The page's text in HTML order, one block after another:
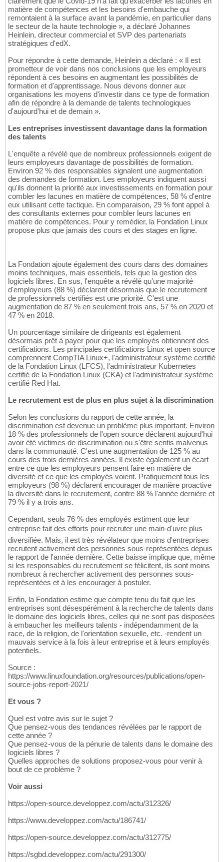
matière de compétences et les besoins d'embauche qui
remontaient à la surface avant la pandémie, en particulier dans
le secteur de la haute technologie », a déclaré Johannes
Heinlein, directeur commercial et SVP des partenariats
stratégiques d'edX.
Pour répondre à cette demande, Heinlein a déclaré : « Il est
prometteur de voir dans nos conclusions que les employeurs
répondent à ces besoins en augmentant les possibilités de
formation et d'apprentissage. Nous devons donner aux
organisations les moyens d'investir dans ce type de formation
afin de répondre à la demande de talents technologiques
d'aujourd'hui et de demain ».
Les entreprises investissent davantage dans la formation
des talents
L'enquête a révélé que de nombreux professionnels exigent de
leurs employeurs davantage de possibilités de formation.
Environ 92 % des responsables signalent une augmentation
des demandes de formation. Les employeurs indiquent aussi
qu'ils donnent la priorité aux investissements en formation pour
combler les lacunes en matière de compétences, 58 % d'entre
eux utilisant cette tactique. En comparaison, 29 % font appel à
des consultants externes pour combler leurs lacunes en
matière de compétences. Pour y remédier, la Fondation Linux
propose plus que jamais des cours et des stages en ligne.
La Fondation ajoute également des cours dans des domaines
moins techniques, mais essentiels, tels que la gestion des
logiciels libres. En sus, l'enquête a révélé qu'une majorité
d'employeurs (88 %) déclarent désormais que le recrutement
de professionnels certifiés est une priorité. C'est une
augmentation de 87 % en seulement trois ans, 57 % en 2020 et
47 % en 2018.
Un pourcentage similaire de dirigeants est également
désormais prêt à payer pour que les employés obtiennent des
certifications. Les principales certifications Linux et open source
comprennent CompTIA Linux+, l'administrateur système certifié
de la Fondation Linux (LFCS), l'administrateur Kubernetes
certifié de la Fondation Linux (CKA) et l'administrateur système
certifié Red Hat.
Le recrutement est de plus en plus sujet à la discrimination
Selon les conclusions du rapport de cette année, la
discrimination est devenue un problème plus important. Environ
18 % des professionnels de l'open source déclarent aujourd'hui
avoir été victimes de discrimination ou s'être sentis malvenus
dans la communauté. C'est une augmentation de 125 % au
cours des trois dernières années. Il existe également un écart
entre ce que les employeurs pensent faire en matière de
diversité et ce que les employés voient. Pratiquement tous les
employeurs (98 %) déclarent encourager de manière proactive
la diversité dans le recrutement, contre 88 % l'année dernière et
79 % il y a trois ans.
Cependant, seuls 76 % des employés estiment que leur
entreprise fait des efforts pour recruter une main-d'uvre plus
diversifiée. Mais, il est très révélateur que moins d'entreprises
recrutent activement des personnes sous-représentées depuis
le rapport de l'année dernière. Cette baisse implique que, même
si les responsables du recrutement se félicitent, ils sont moins
nombreux à rechercher activement des personnes sous-
représentées et à les encourager à postuler.
Enfin, la Fondation estime que compte tenu du fait que les
entreprises sont désespérément à la recherche de talents dans
le domaine des logiciels libres, celles qui ne sont pas disposées
à embaucher les meilleurs talents - indépendamment de la
race, de la religion, de l'orientation sexuelle, etc. -rendent un
mauvais service à la fois à leur entreprise et à leurs employés
potentiels.
Source :
https://www.linuxfoundation.org/resources/publications/open-
source-jobs-report-2021/
Et vous ?
Quel est votre avis sur le sujet ?
Que pensez-vous des tendances révélées par le rapport de
cette année ?
Que pensez-vous de la pénurie de talents dans le domaine des
logiciels libres ?
Quelles approches de solutions proposez-vous pour venir à
bout de ce problème ?
Voir aussi
https://open-source.developpez.com/actu/312326/
https://www.developpez.com/actu/186741/
https://open-source.developpez.com/actu/312775/
https://sgbd.developpez.com/actu/291300/